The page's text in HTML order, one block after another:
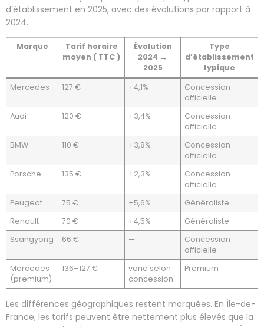
d’établissement en 2025, avec des évolutions par rapport à
2024.
Marque
Tarif horaire
moyen ( TTC )
Évolution
2024 →
2025
Type
d’établissement
typique
Mercedes
127 € +4,1%
Concession
officielle
Audi
120 € +3,4%
Concession
officielle
BMW
110 € +3,8%
Concession
officielle
Porsche
135 € +2,3%
Concession
officielle
Peugeot
75 € +5,6%
Généraliste
Renault
70 € +4,5%
Généraliste
Ssangyong
66 € —
Concession
officielle
Mercedes
(premium)
136–127 €
varie selon
concession
Premium
Les différences géographiques restent marquées. En Île-de-
France, les tarifs peuvent être nettement plus élevés que la